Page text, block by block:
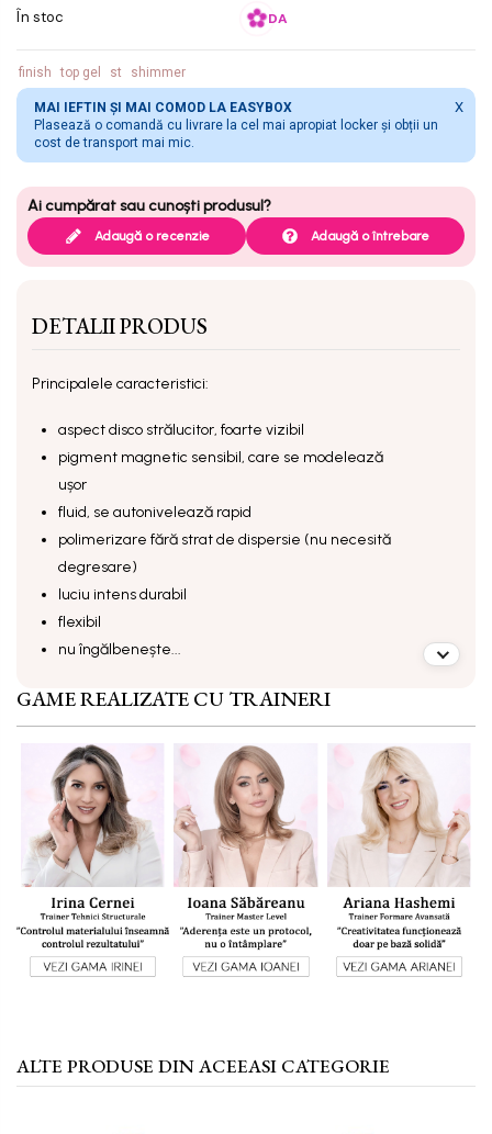
În stoc
DA
finish top gel st shimmer
MAI IEFTIN ȘI MAI COMOD LA EASYBOX
Plasează o comandă cu livrare la cel mai apropiat locker și obții un
cost de transport mai mic.
X
Adaugă o recenzie Adaugă o întrebare
DETALII PRODUS
Principalele caracteristici:
aspect disco strălucitor, foarte vizibil
pigment magnetic sensibil, care se modelează
ușor
fluid, se autonivelează rapid
polimerizare fără strat de dispersie (nu necesită
degresare)
luciu intens durabil
flexibil
nu îngălbenește...
GAME REALIZATE CU TRAINERI
ALTE PRODUSE DIN ACEEASI CATEGORIE